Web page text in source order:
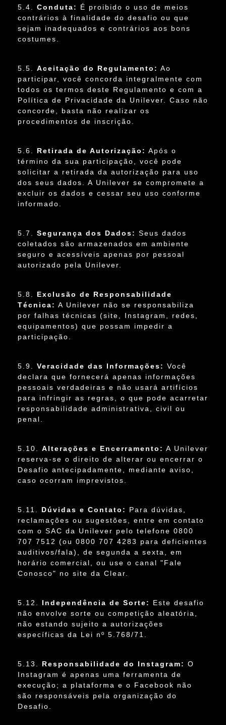
5.4. Conduta:
É proibido o uso de meios
contrários à finalidade do desafio ou que
sejam inadequados e contrários aos bons
costumes.
5.5. Aceitação do Regulamento: Ao
participar, você concorda integralmente com
todos os termos deste Regulamento e com a
Política de Privacidade da Unilever. Caso não
concorde, basta não realizar os
procedimentos de inscrição.
5.6. Retirada de Autorização: Após o
término da sua participação, você pode
solicitar a retirada da autorização para uso
dos seus dados. A Unilever se compromete a
excluir os dados e cessar seu uso conforme
informado.
5.7. Segurança dos Dados: Seus dados
coletados são armazenados em ambiente
seguro e acessíveis apenas por pessoal
autorizado pela Unilever.
5.8. Exclusão de Responsabilidade
Técnica: A Unilever não se responsabiliza
por falhas técnicas (site, Instagram, redes,
equipamentos) que possam impedir a
participação.
5.9. Veracidade das Informações: Você
declara que fornecerá apenas informações
pessoais verdadeiras e não usará artifícios
para infringir as regras, o que pode acarretar
responsabilidade administrativa, civil ou
penal.
5.10. Alterações e Encerramento: A Unilever
reserva-se o direito de alterar ou encerrar o
Desafio antecipadamente, mediante aviso,
caso ocorram imprevistos.
5.11. Dúvidas e Contato:
Para dúvidas,
reclamações ou sugestões, entre em contato
com o SAC da Unilever pelo telefone 0800
707 7512 (ou 0800 707 4283 para deficientes
auditivos/fala), de segunda a sexta, em
horário comercial, ou use o canal "Fale
Conosco" no site da Clear.
5.12. Independência de Sorte:
Este desafio
não envolve sorte ou competição aleatória,
não estando sujeito a autorizações
específicas da Lei nº 5.768/71.
5.13. Responsabilidade do Instagram: O
Instagram é apenas uma ferramenta de
execução; a plataforma e o Facebook não
são responsáveis pela organização do
Desafio.